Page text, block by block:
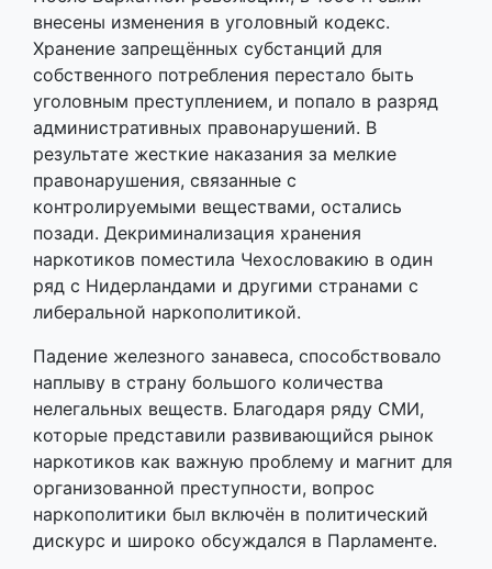
внесены изменения в уголовный кодекс.
Хранение запрещённых субстанций для
собственного потребления перестало быть
уголовным преступлением, и попало в разряд
административных правонарушений. В
результате жесткие наказания за мелкие
правонарушения, связанные с
контролируемыми веществами, остались
позади. Декриминализация хранения
наркотиков поместила Чехословакию в один
ряд с Нидерландами и другими странами с
либеральной наркополитикой.
Падение железного занавеса, способствовало
наплыву в страну большого количества
нелегальных веществ. Благодаря ряду СМИ,
которые представили развивающийся рынок
наркотиков как важную проблему и магнит для
организованной преступности, вопрос
наркополитики был включён в политический
дискурс и широко обсуждался в Парламенте.